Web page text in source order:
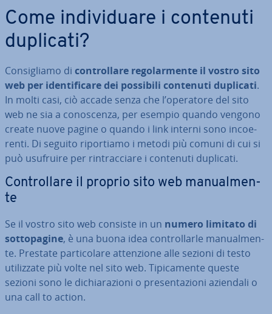
Come in­di­vi­dua­re i contenuti
duplicati?
Con­si­glia­mo di con­trol­la­re re­go­lar­men­te il vostro sito
web per iden­ti­fi­ca­re dei possibili contenuti duplicati.
In molti casi, ciò accade senza che l’operatore del sito
web ne sia a co­no­scen­za, per esempio quando vengono
create nuove pagine o quando i link interni sono in­coe­
ren­ti. Di seguito ri­por­tia­mo i metodi più comuni di cui si
può usufruire per rin­trac­cia­re i contenuti duplicati.
Con­trol­la­re il proprio sito web ma­nual­men­
te
Se il vostro sito web consiste in un numero limitato di
sot­to­pa­gi­ne, è una buona idea con­trol­lar­le ma­nual­men­
te. Prestate par­ti­co­la­re at­ten­zio­ne alle sezioni di testo
uti­liz­za­te più volte nel sito web. Ti­pi­ca­men­te queste
sezioni sono le di­chia­ra­zio­ni o pre­sen­ta­zio­ni aziendali o
una call to action.